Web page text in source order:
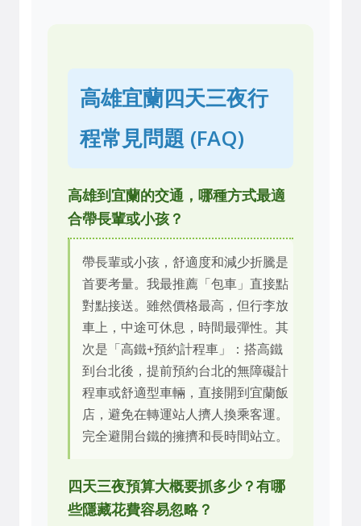
高雄宜蘭四天三夜行
程常見問題 (FAQ)
高雄到宜蘭的交通，哪種方式最適
合帶長輩或小孩？
帶長輩或小孩，舒適度和減少折騰是
首要考量。我最推薦「包車」直接點
對點接送。雖然價格最高，但行李放
車上，中途可休息，時間最彈性。其
次是「高鐵+預約計程車」：搭高鐵
到台北後，提前預約台北的無障礙計
程車或舒適型車輛，直接開到宜蘭飯
店，避免在轉運站人擠人換乘客運。
完全避開台鐵的擁擠和長時間站立。
四天三夜預算大概要抓多少？有哪
些隱藏花費容易忽略？